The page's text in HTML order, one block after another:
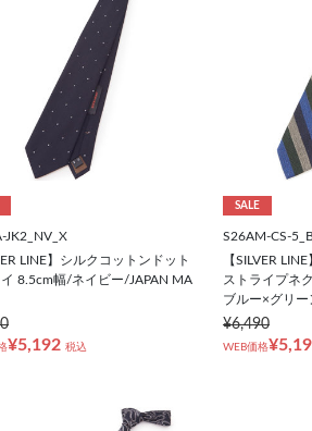
JK2_NV_X
LINE】シルクコットンドット
8.5cm幅/ネイビー/JAPAN MA
¥5,192 税込
SALE
S26AM-CS-
【SILVER
ストライプネ
ブルー×グリー
¥6,490
WEB価格